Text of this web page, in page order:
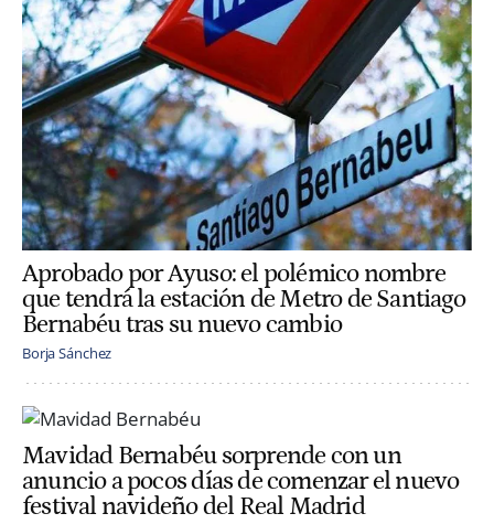
Aprobado por Ayuso: el polémico nombre
que tendrá la estación de Metro de Santiago
Bernabéu tras su nuevo cambio
Borja Sánchez
Mavidad Bernabéu sorprende con un
anuncio a pocos días de comenzar el nuevo
festival navideño del Real Madrid